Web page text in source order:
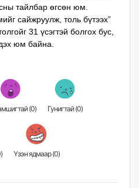
тайлбар өгсөн юм.
сайжруулж, толь бүтээх”
31 үсэгтэй болгох бус,
юм байна.
Гайхамшигтай (0) Гунигтай (0)
) Үзэн ядмаар (0)